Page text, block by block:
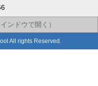
ンドウで開く）
All rights Reserved.